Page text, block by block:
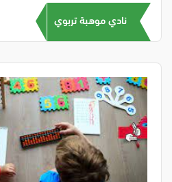
نادي موهبة تربوي